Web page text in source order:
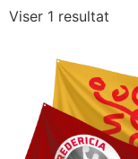
Viser 1 resultat